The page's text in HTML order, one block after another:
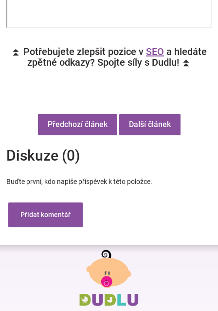
⏫ Potřebujete zlepšit pozice v SEO a hledáte
zpětné odkazy? Spojte síly s Dudlu! ⏫
Předchozí článek Další článek
Diskuze (0)
Buďte první, kdo napíše příspěvek k této položce.
Přidat komentář
Z